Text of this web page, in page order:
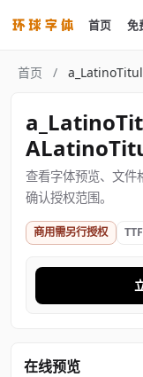
首页 免
首页 /
查看字体预览、文件
确认授权范围。
商用需另行授权 TTF
在线预览